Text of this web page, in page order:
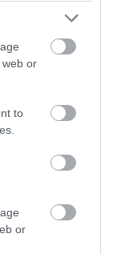
web or
to
or
nem is
fokozatosan
felszabadult: a
A nevesebb
akár barlang-
hullámzó
olyan forma,